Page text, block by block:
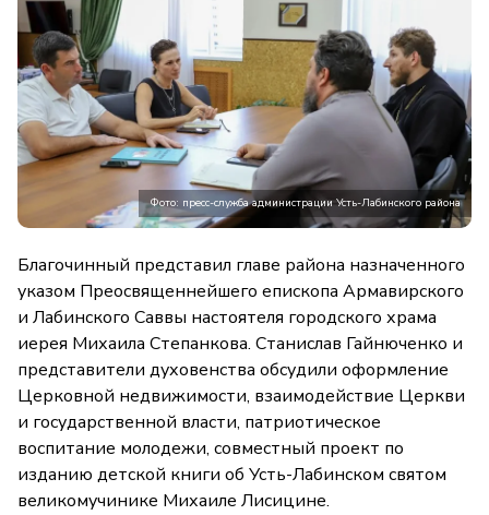
Фото: пресс-служба администрации Усть-Лабинского района
Благочинный представил главе района назначенного
указом Преосвященнейшего епископа Армавирского
и Лабинского Саввы настоятеля городского храма
иерея Михаила Степанкова. Станислав Гайнюченко и
представители духовенства обсудили оформление
Церковной недвижимости, взаимодействие Церкви
и государственной власти, патриотическое
воспитание молодежи, совместный проект по
изданию детской книги об Усть-Лабинском святом
великомучинике Михаиле Лисицине.